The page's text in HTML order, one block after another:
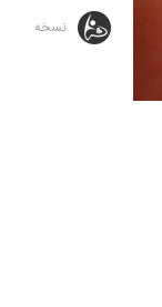
نسخه